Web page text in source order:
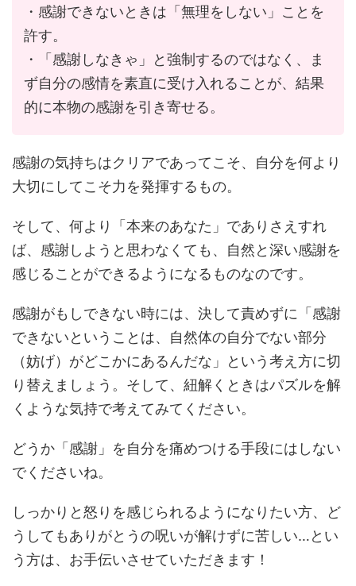
・感謝できないときは「無理をしない」ことを
許す。
・「感謝しなきゃ」と強制するのではなく、ま
ず自分の感情を素直に受け入れることが、結果
的に本物の感謝を引き寄せる。
感謝の気持ちはクリアであってこそ、自分を何より
大切にしてこそ力を発揮するもの。
そして、何より「本来のあなた」でありさえすれ
ば、感謝しようと思わなくても、自然と深い感謝を
感じることができるようになるものなのです。
感謝がもしできない時には、決して責めずに「感謝
できないということは、自然体の自分でない部分
（妨げ）がどこかにあるんだな」という考え方に切
り替えましょう。そして、紐解くときはパズルを解
くような気持で考えてみてください。
どうか「感謝」を自分を痛めつける手段にはしない
でくださいね。
しっかりと怒りを感じられるようになりたい方、ど
うしてもありがとうの呪いが解けずに苦しい…とい
う方は、お手伝いさせていただきます！